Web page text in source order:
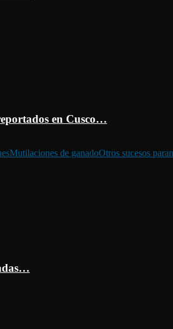
en Cusco…
Mutilaciones de ganadoOtros sucesos